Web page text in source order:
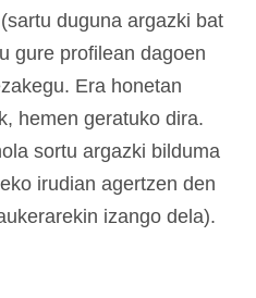
duguna argazki bat
gure profilean dagoen
Era honetan
hemen geratuko dira.
sortu argazki bilduma
irudian agertzen den
izango dela).